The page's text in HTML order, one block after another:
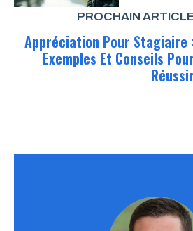
PROCHAIN ARTICLE
Appréciation Pour Stagiaire :
Exemples Et Conseils Pour
Réussir